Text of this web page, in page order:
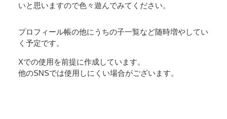
いと思いますので色々遊んでみてください。
プロフィール帳の他にうちの子一覧など随時増やしてい
く予定です。
Xでの使用を前提に作成しています。
他のSNSでは使用しにくい場合がございます。